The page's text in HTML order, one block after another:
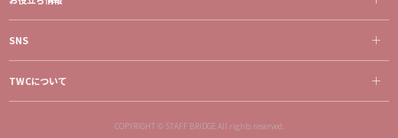
SNS
TWCについて
COPYRIGHT © STAFF BRIDGE All rights reserved.